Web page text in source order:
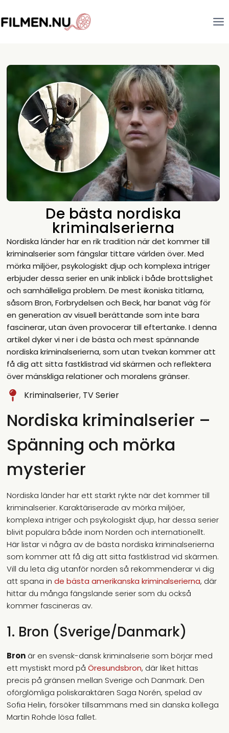
De bästa nordiska
kriminalserierna
Nordiska länder har en rik tradition när det kommer till
kriminalserier som fängslar tittare världen över. Med
mörka miljöer, psykologiskt djup och komplexa intriger
erbjuder dessa serier en unik inblick i både brottslighet
och samhälleliga problem. De mest ikoniska titlarna,
såsom Bron, Forbrydelsen och Beck, har banat väg för
en generation av visuell berättande som inte bara
fascinerar, utan även provocerar till eftertanke. I denna
artikel dyker vi ner i de bästa och mest spännande
nordiska kriminalserierna, som utan tvekan kommer att
få dig att sitta fastklistrad vid skärmen och reflektera
över mänskliga relationer och moralens gränser.
Kriminalserier, TV Serier
Nordiska kriminalserier –
Spänning och mörka
mysterier
Nordiska länder har ett starkt rykte när det kommer till
kriminalserier. Karaktäriserade av mörka miljöer,
komplexa intriger och psykologiskt djup, har dessa serier
blivit populära både inom Norden och internationellt.
Här listar vi några av de bästa nordiska kriminalserierna
som kommer att få dig att sitta fastklistrad vid skärmen.
Vill du leta dig utanför norden så rekommenderar vi dig
att spana inde bästa amerikanska kriminalserierna, där
hittar du många fängslande serier som du också
kommer fascineras av.
1. Bron (Sverige/Danmark)
Bron är en svensk-dansk kriminalserie som börjar med
ett mystiskt mord påÖresundsbron, där liket hittas
precis på gränsen mellan Sverige och Danmark. Den
oförglömliga poliskaraktären Saga Norén, spelad av
Sofia Helin, försöker tillsammans med sin danska kollega
Martin Rohde lösa fallet.